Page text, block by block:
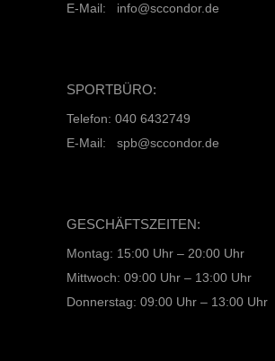
E-Mail: info@sccondor.de
SPORTBÜRO:
Telefon: 040 6432749
E-Mail: spb@sccondor.de
GESCHÄFTSZEITEN:
Montag: 15:00 Uhr – 20:00 Uhr
Mittwoch: 09:00 Uhr – 13:00 Uhr
Donnerstag: 09:00 Uhr – 13:00 Uhr